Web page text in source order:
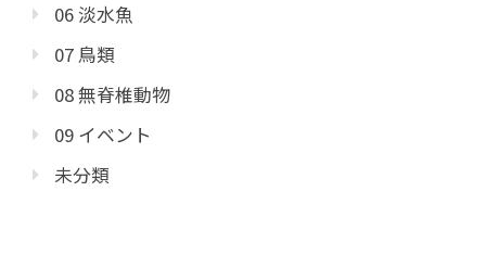
06 淡水魚
07 鳥類
08 無脊椎動物
09 イベント
未分類